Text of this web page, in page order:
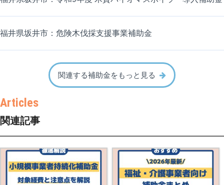
福井県坂井市：危険木伐採支援事業補助金
関連する補助金をもっと見る
関連記事